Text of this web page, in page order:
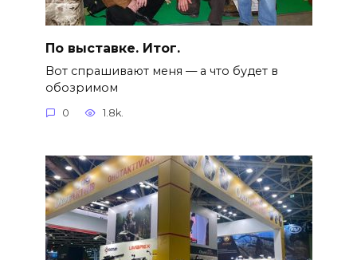
По выставке. Итог.
Вот спрашивают меня — а что будет в
обозримом
0 1.8k.